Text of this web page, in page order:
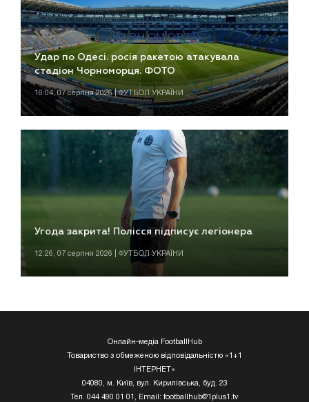
Удар по Одесі. росія ракетою атакувала
стадіон Чорноморця. ФОТО
16:04, 07 серпня 2026 | ФУТБОЛ УКРАЇНИ
Угода закрита! Полісся підписує легіонера
12:26, 07 серпня 2026 | ФУТБОЛ УКРАЇНИ
Онлайн-медіа FootballHub
Товариство з обмеженою відповідальністю «1+1
ІНТЕРНЕТ»
04080, м. Київ, вул. Кирилівська, буд. 23
Тел. 044 490 01 01, Email: footballhub@1plus1.tv